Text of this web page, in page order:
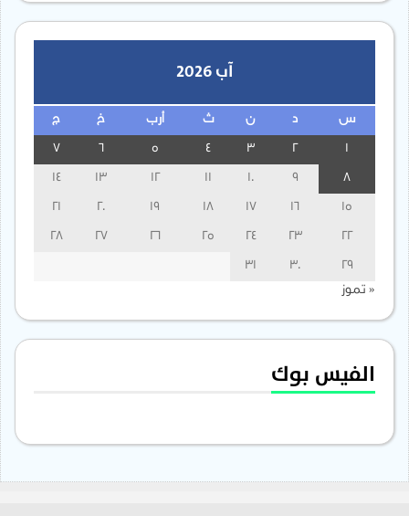
آب 2026
س ن ث أرب خ ج
3
13
14
15
16
17
18
19
20
21
22
23
24
25
26
27
28
29
30
31
« تموز
الفيس بوك